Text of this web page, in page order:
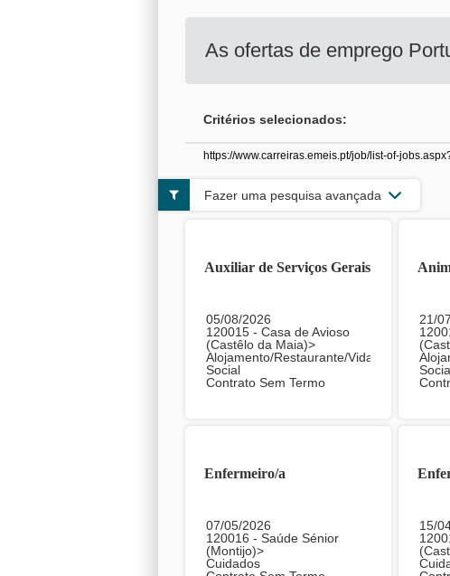
As ofertas de emprego
Critérios selecionados:
https://www.carreiras.emeis.pt/job/list-of-
Auxiliar de Serviços Gerais
05/08/2026
120015 - Casa de Avioso
(Castêlo da Maia)>
Alojamento/Restaurante/Vida
Social
Contrato Sem Termo
21/
Enfermeiro/a
07/05/2026
120016 - Saúde Sénior
(Montijo)>
Cuidados
15/
Fazer uma pesquisa avançada